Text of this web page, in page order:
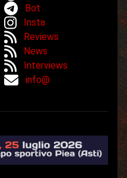
Bot
Insta
Reviews
News
Interviews
info@